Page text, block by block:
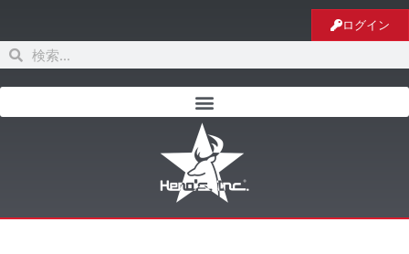
ログイン